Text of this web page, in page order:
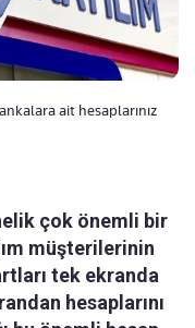
ait hesaplarınız
çok önemli bir
müşterilerinin
tek ekranda
hesaplarını